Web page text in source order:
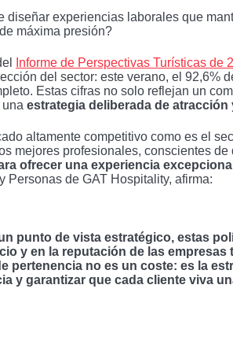
diseñar experiencias laborales que
máxima presión?
Informe de Perspectivas Turísticas de
del sector: este verano, el 92,6%
Estas cifras no solo reflejan un
estrategia deliberada de atracción
altamente competitivo como es el
mejores profesionales, conscientes de
ofrecer una experiencia
Personas de GAT Hospitality, afirma:
punto de vista estratégico, estas
y en la reputación de las
pertenencia no es un coste: es la
y garantizar que cada cliente viva